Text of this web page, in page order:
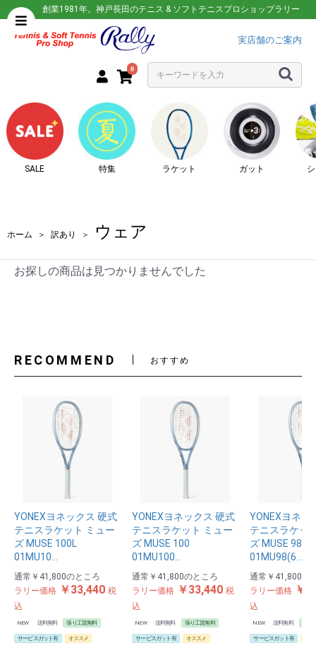
創業1981年。神戸長田のテニス & ソフトテニスプロショップラリー
実店舗のご案内
0
SALE 特集 ラケット ガット
ホーム ＞ 訳あり ＞ ウェア
お探しの商品は見つかりませんでした
RECOMMEND おすすめ
YONEXヨネックス 硬式
テニスラケット ミュー
ズ MUSE 100L
01MU10…
通常 ￥41,800のところ
ラリー価格 ￥33,440 税
込
NEW 送料無料 張り工賃無料
サービスガット有 オススメ
YONEXヨネックス 硬式
テニスラケット ミュー
ズ MUSE 100
01MU100…
通常 ￥41,800のところ
ラリー価格 ￥33,440税
込
NEW 送料無料 張り工賃無料
サービスガット有 オススメ
YONEXヨネッ
テニスラケッ
ズ MUSE 98
01MU98(6…
通常 ￥41,800
ラリー価格 ￥
込
NEW 送料無料
サービスガット有